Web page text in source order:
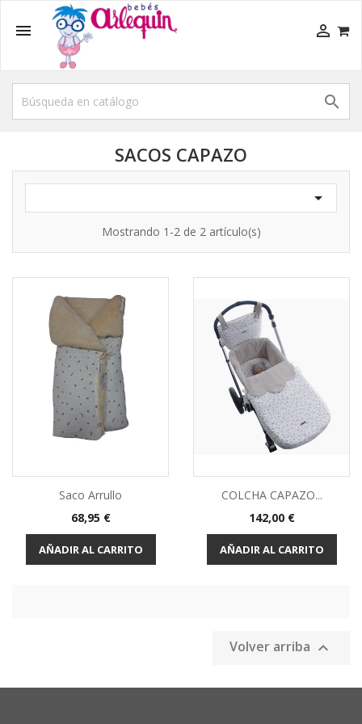
 

SACOS CAPAZO

Mostrando 1-2 de 2 artículo(s)
Saco Arrullo
Precio
68,95 €
AÑADIR AL CARRITO
COLCHA CAPAZO...
Precio
142,00 €
AÑADIR AL CARRITO
Volver arriba 